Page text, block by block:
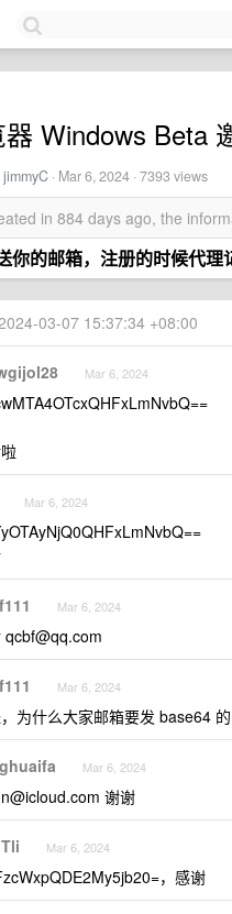
Windows Beta
jimmyC · Mar 6, 2024 · 7393 views
in 884 days ago, the
你的邮箱，注册的时候代理
03-07 15:37:34 +08:00
Mar 6, 2024
Mar 6, 2024
Mar 6, 2024
qcbf@qq.com
Mar 6, 2024
为什么大家邮箱要发 base64 的
Mar 6, 2024
谢谢
Mar 6, 2024
，感谢